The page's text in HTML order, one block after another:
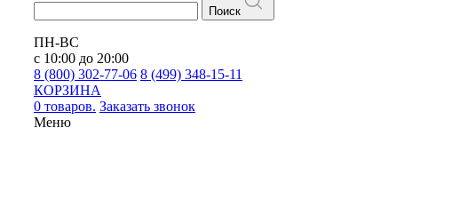
Поиск
ПН-ВС
с 10:00 до 20:00
8 (800) 302-77-06 8 (499) 348-15-11
КОРЗИНА
0 товаров. Заказать звонок
Меню